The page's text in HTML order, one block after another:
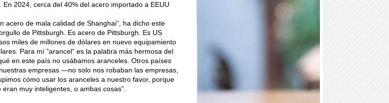
2024, cerca del 40% del acero importado a EEUU
acero de mala calidad de Shanghai”, ha dicho este
de Pittsburgh. Es acero de Pittsburgh. Es US
miles de millones de dólares en nuevo equipamiento
Para mí ”arancel“ es la palabra más hermosa del
en este país no usábamos aranceles. Otros países
empresas —no solo nos robaban las empresas,
cómo usar los aranceles a nuestro favor, porque
muy inteligentes, o ambas cosas”.